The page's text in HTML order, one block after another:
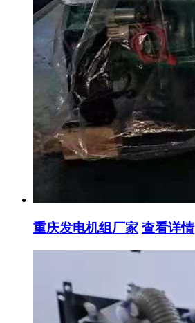
重庆发电机组厂家 查看详情